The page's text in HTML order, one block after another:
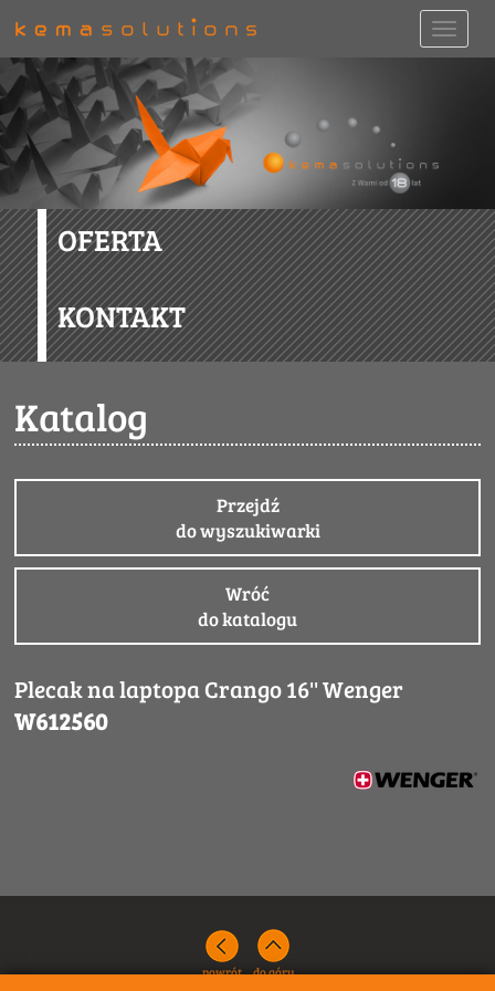
OFERTA
KONTAKT
Katalog
Przejdź
do wyszukiwarki
Wróć
do katalogu
Plecak na laptopa Crango 16'' Wenger
W612560
powrót do góry